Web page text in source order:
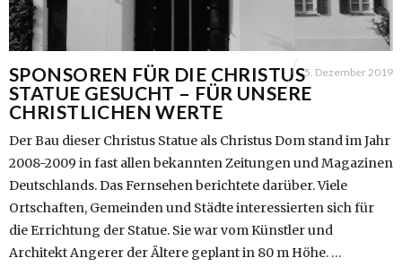
SPONSOREN FÜR DIE CHRISTUS
STATUE GESUCHT – FÜR UNSERE
CHRISTLICHEN WERTE
5. Dezember 2019
Der Bau dieser Christus Statue als Christus Dom stand im Jahr
2008-2009 in fast allen bekannten Zeitungen und Magazinen
Deutschlands. Das Fernsehen berichtete darüber. Viele
Ortschaften, Gemeinden und Städte interessierten sich für
die Errichtung der Statue. Sie war vom Künstler und
Architekt Angerer der Ältere geplant in 80 m Höhe. …